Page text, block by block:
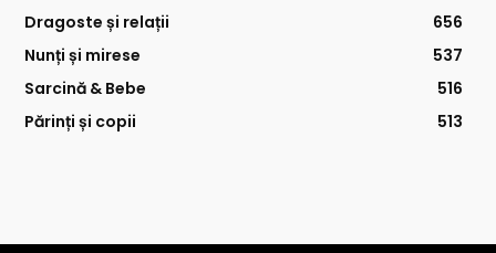
Dragoste și relații
656
Nunți și mirese
537
Sarcină & Bebe
516
Părinți și copii
513